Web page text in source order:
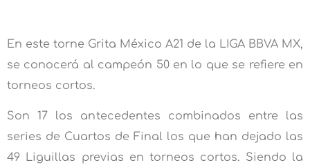
En este torne Grita México A21 de la LIGA BBVA MX,
se conocerá al campeón 50 en lo que se refiere en
torneos cortos.
Son 17 los antecedentes combinados entre las
series de Cuartos de Final los que han dejado las
49 Liguillas previas en torneos cortos. Siendo la